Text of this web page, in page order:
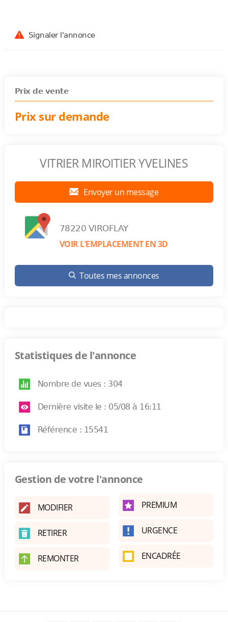
Signaler l'annonce
Prix de vente
Prix sur demande
VITRIER MIROITIER YVELINES
Envoyer un message
78220 VIROFLAY
VOIR L’EMPLACEMENT EN 3D
Toutes mes annonces
Statistiques de l'annonce
Nombre de vues : 304
Dernière visite le : 05/08 à 16:11
Référence : 15541
Gestion de votre l'annonce
MODIFIER
RETIRER
REMONTER
PREMIUM
URGENCE
ENCADRÉE